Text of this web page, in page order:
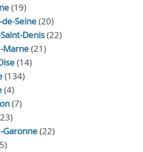
(19)
Seine(20)
Denis(22)
Marne(21)
(14)
(134)
(4)
(7)
Garonne(22)